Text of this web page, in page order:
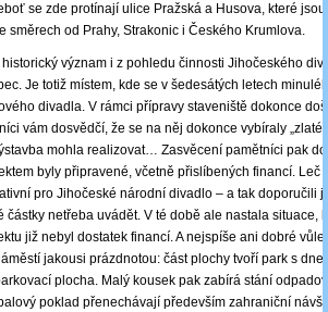
se zde protínají ulice Pražská a Husova, které
směrech od Prahy, Strakonic i Českého Krumlova.
význam i z pohledu činnosti Jihočeského
Je totiž místem, kde se v šedesátých letech
divadla. V rámci přípravy staveniště dokonce
vám dosvědčí, že se na něj dokonce vybíraly „zlaté
mohla realizovat… Zasvěcení pamětníci pak
byly připravené, včetně přislíbených financí. Leč
pro Jihočeské národní divadlo – a tak doporučili
částky netřeba uvádět. V té době ale nastala situace,
již nebyl dostatek financí. A nejspíše ani dobré
jakousi prázdnotou: část plochy tvoří park s
plocha. Malý kousek pak zabírá stání
poklad přenechávají především zahraniční